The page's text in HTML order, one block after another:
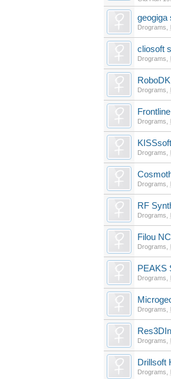
geogiga
Drograms
cliosoft
Drograms
Drograms
Drograms
Drograms
Drograms
RF
Drograms
Filou
Drograms
PEAKS
Drograms
Drograms
Drograms
Drillsoft
Drograms